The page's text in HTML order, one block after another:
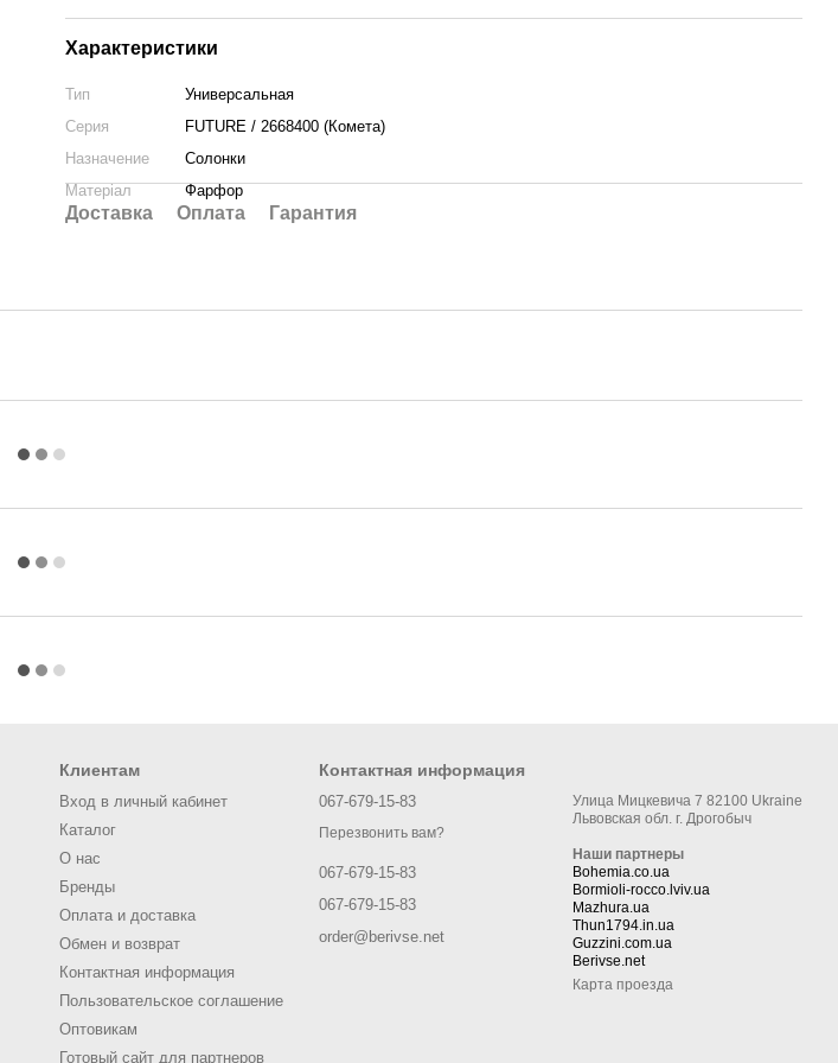
Характеристики
Тип
Универсальная
Серия
FUTURE / 2668400 (Комета)
Назначение
Солонки
Матеріал
Фарфор
Доставка Оплата Гарантия
Клиентам
Вход в личный кабинет
Каталог
О нас
Бренды
Оплата и доставка
Обмен и возврат
Контактная информация
Пользовательское соглашение
Оптовикам
Готовый сайт для партнеров
Контактная информация
067-679-15-83
Перезвонить вам?
067-679-15-83
067-679-15-83
order@berivse.net
Улица Мицкевича 7 82100 Ukraine
Львовская обл. г. Дрогобыч
Наши партнеры
Bohemia.co.ua
Bormioli-rocco.lviv.ua
Mazhura.ua
Thun1794.in.ua
Guzzini.com.ua
Berivse.net
Карта проезда